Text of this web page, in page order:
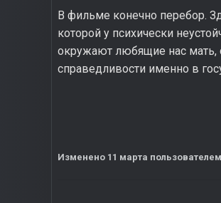
В фильме конечно перебор.
которой у психически
окружают любящие нас мать,
справедливости именно в
Изменено 11 марта